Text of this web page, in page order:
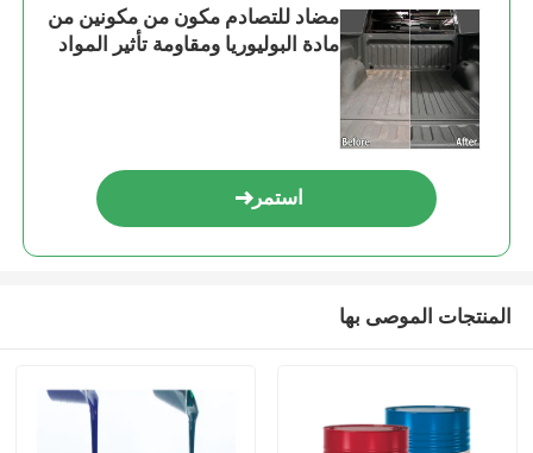
مضاد للتصادم مكون من مكونين من
مادة البوليوريا ومقاومة تأثير المواد
استمر
المنتجات الموصى بها